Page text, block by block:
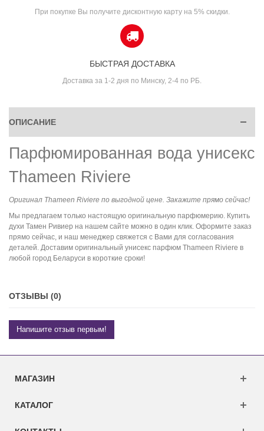
При покупке Вы получите дисконтную карту на 5% скидки.
БЫСТРАЯ ДОСТАВКА
Доставка за 1-2 дня по Минску, 2-4 по РБ.
ОПИСАНИЕ
Парфюмированная вода унисекс
Thameen Riviere
Оригинал Thameen Riviere по выгодной цене. Закажите прямо сейчас!
Мы предлагаем только настоящую оригинальную парфюмерию. Купить
духи Тамен Ривиер на нашем сайте можно в один клик. Оформите заказ
прямо сейчас, и наш менеджер свяжется с Вами для согласования
деталей. Доставим оригинальный унисекс парфюм Thameen Riviere в
любой город Беларуси в короткие сроки!
ОТЗЫВЫ (0)
Напишите отзыв первым!
МАГАЗИН
КАТАЛОГ